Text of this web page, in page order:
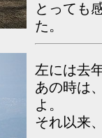
とっても
た。
左には去
あの時は
よ。
それ以来